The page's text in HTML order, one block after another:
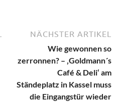
NÄCHSTER ARTIKEL
Wie gewonnen so
zerronnen? – ‚Goldmann´s
Café & Deli‘ am
Ständeplatz in Kassel muss
die Eingangstür wieder